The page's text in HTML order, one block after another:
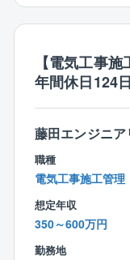
る、大和ハウス
ーとして展開して
全国で1600か所
施設の規模感も
まで幅広いアセ
大和ハウスＧは
スシェア企業と
期的就業・スキ
■業務内容
一般建築物にお
【具体的には】
現場のモチベー
す。
・ゼネコンや工
折衝も担当してい
・物件の規模は
や改修など幅広
リアに応じた工
【電気工事
年間休日124日
藤田エンジニ
職種
電気工事施工管理
想定年収
350～600万円
勤務地